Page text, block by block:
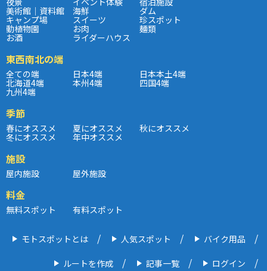
美術館｜資料館 海鮮 ダム
キャンプ場 スイーツ 珍スポット
動植物園 お肉 麺類
お酒 ライダーハウス
東西南北の端
全ての端 日本4端 日本本土4端
北海道4端 本州4端 四国4端
九州4端
季節
春にオススメ 夏にオススメ 秋にオススメ
冬にオススメ 年中オススメ
施設
屋内施設 屋外施設
料金
無料スポット 有料スポット
モトスポットとは 人気スポット バイク用品
ルートを作成 記事一覧 ログイン